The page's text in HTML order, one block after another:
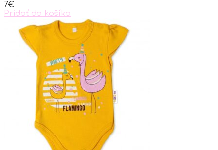
on
the
product
page
7€
Pridať do košíka